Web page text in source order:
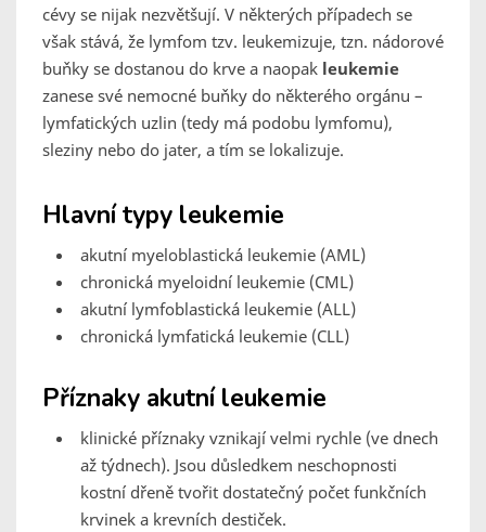
cévy se nijak nezvětšují. V některých případech se
však stává, že lymfom tzv. leukemizuje, tzn. nádorové
buňky se dostanou do krve a naopak leukemie
zanese své nemocné buňky do některého orgánu –
lymfatických uzlin (tedy má podobu lymfomu),
sleziny nebo do jater, a tím se lokalizuje.
Hlavní typy leukemie
akutní myeloblastická leukemie (AML)
chronická myeloidní leukemie (CML)
akutní lymfoblastická leukemie (ALL)
chronická lymfatická leukemie (CLL)
Příznaky akutní leukemie
klinické příznaky vznikají velmi rychle (ve dnech
až týdnech). Jsou důsledkem neschopnosti
kostní dřeně tvořit dostatečný počet funkčních
krvinek a krevních destiček.